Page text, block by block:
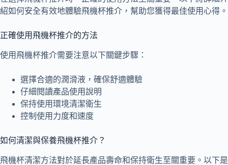
紹如何安全有效地體驗飛機杯推介，幫助您獲得最佳使用心得。
正確使用飛機杯推介的方法
使用飛機杯推介需要注意以下關鍵步驟：
選擇合適的潤滑液，確保舒適體驗
仔細閱讀產品使用說明
保持使用環境清潔衛生
控制使用力度和速度
如何清潔與保養飛機杯推介？
飛機杯清潔方法對於延長產品壽命和保持衛生至關重要。以下是